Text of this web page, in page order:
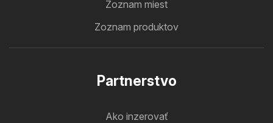
Zoznam miest
Zoznam produktov
Partnerstvo
Ako inzerovať